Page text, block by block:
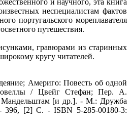
неспециалистам фактов
португальского мореплавателя
путешествия.
гравюрами из старинных
кругу читателей.
Америго: Повесть об одной
/ Цвейг Стефан; Пер. А.
[и др.]. - М.: Дружба
396, [2] С. - ISBN 5-285-00180-3: